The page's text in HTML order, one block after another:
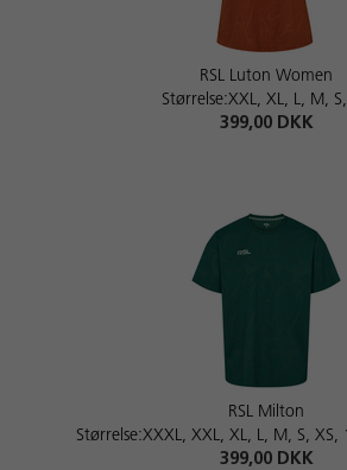
RSL Luton Women
Størrelse:XXL, XL, L, M,
399,00 DKK
RSL Milton
Størrelse:XXXL, XXL, XL, L, M, S,
399,00 DKK